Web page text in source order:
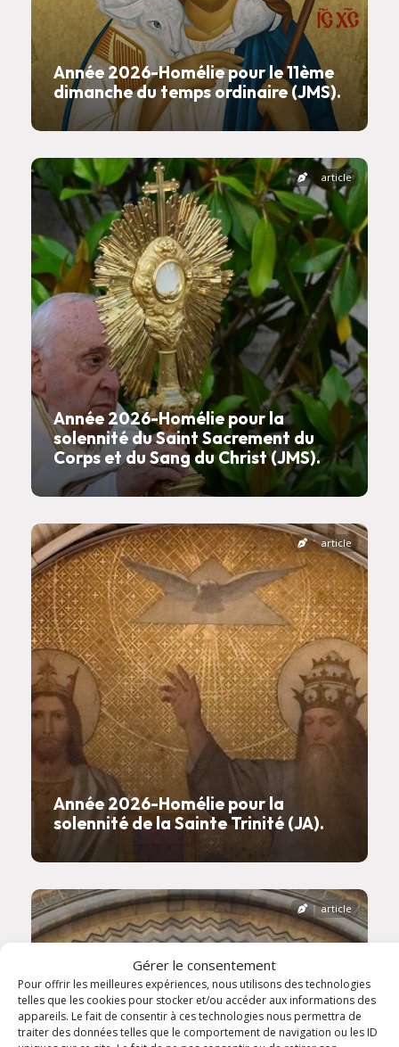
Gérer le consentement
Pour offrir les meilleures expériences, nous utilisons des technologies
telles que les cookies pour stocker et/ou accéder aux informations des
appareils. Le fait de consentir à ces technologies nous permettra de
traiter des données telles que le comportement de navigation ou les ID
Année 2026-Homélie pour le 11ème
dimanche du temps ordinaire (JMS).
Année 2026-Homélie pour la
solennité du Saint Sacrement du
Corps et du Sang du Christ (JMS).
article
Année 2026-Homélie pour la
solennité de la Sainte Trinité (JA).
article
article